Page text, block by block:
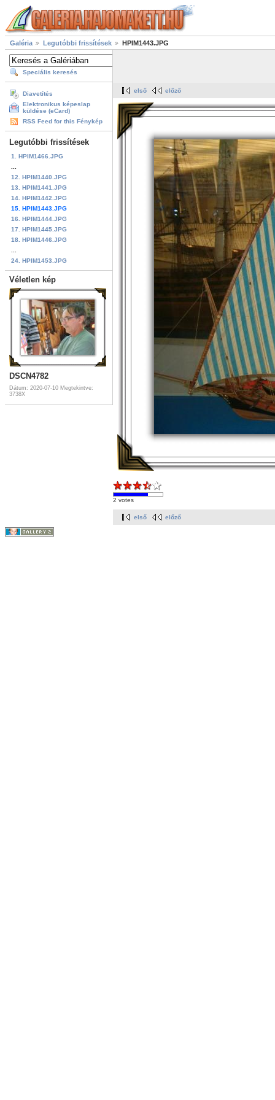
Galéria Legutóbbi frissítések HPIM1443.JPG
Speciális keresés
Diavetítés
Elektronikus képeslap
küldése (eCard)
RSS Feed for this Fénykép
Legutóbbi frissítések
1. HPIM1466.JPG
12. HPIM1440.JPG
13. HPIM1441.JPG
14. HPIM1442.JPG
15. HPIM1443.JPG
16. HPIM1444.JPG
17. HPIM1445.JPG
18. HPIM1446.JPG
24. HPIM1453.JPG
Véletlen kép
DSCN4782
Dátum: 2020-07-10 Megtekintve:
3738X
első előző
2 votes
első előző